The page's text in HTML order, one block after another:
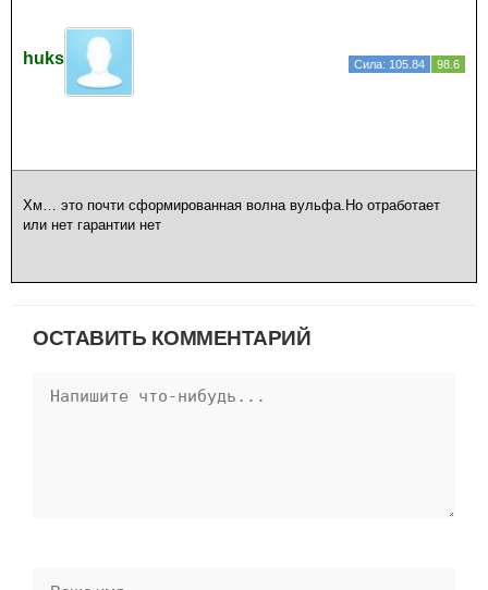
huks Сила: 105.84 98.6
Хм… это почти сформированная волна вульфа.Но отработает
или нет гарантии нет
ОСТАВИТЬ КОММЕНТАРИЙ